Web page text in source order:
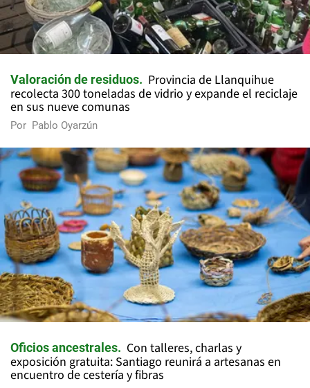
Valoración de residuos
Provincia de Llanquihue
recolecta 300 toneladas de vidrio y expande el reciclaje
en sus nueve comunas
Por Pablo Oyarzún
Oficios ancestrales
Con talleres, charlas y
exposición gratuita: Santiago reunirá a artesanas en
encuentro de cestería y fibras